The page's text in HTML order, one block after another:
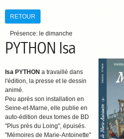
RETOUR
Présence: le dimanche
PYTHON Isa
Isa PYTHON a travaillé dans
l'édition, la presse et le dessin
animé.
Peu après son installation en
Seine-et-Marne, elle publie en
auto-édition deux tomes de BD
"Plus près du Loing", épuisés.
"Mémoires de Marie-Antoinette"